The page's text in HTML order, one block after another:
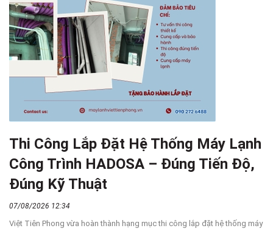
Thi Công Lắp Đặt Hệ Thống Máy Lạnh
Công Trình HADOSA – Đúng Tiến Độ,
Đúng Kỹ Thuật
07/08/2026 12:34
Việt Tiên Phong vừa hoàn thành hạng mục thi công lắp đặt hệ thống máy